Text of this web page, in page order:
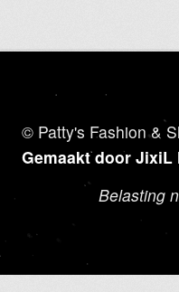
© Patty's Fashion &
Gemaakt door JixiL
Belasting